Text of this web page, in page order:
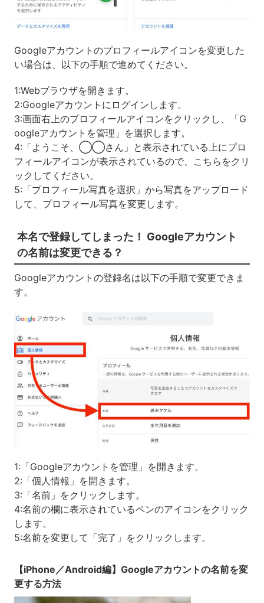
Googleアカウントのプロフィールアイコンを変更した
い場合は、以下の手順で進めてください。
1:Webブラウザを開きます。
2:Googleアカウントにログインします。
3:画面右上のプロフィールアイコンをクリックし、「G
oogleアカウントを管理」を選択します。
4:「ようこそ、◯◯さん」と表示されている上にプロ
フィールアイコンが表示されているので、こちらをクリ
ックしてください。
5:「プロフィール写真を選択」から写真をアップロード
して、プロフィール写真を変更します。
本名で登録してしまった！ Googleアカウント
の名前は変更できる？
Googleアカウントの登録名は以下の手順で変更できま
す。
1:「Googleアカウントを管理」を開きます。
2:「個人情報」を開きます。
3:「名前」をクリックします。
4:名前の欄に表示されているペンのアイコンをクリック
します。
5:名前を変更して「完了」をクリックします。
【iPhone／Android編】Googleアカウントの名前を変
更する方法